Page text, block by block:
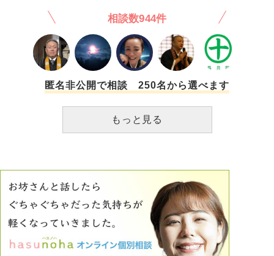
いから、誠実で安心できて、何より自分のことを好きでいれ
ければそっちがやめるって言われた時にそうしてるよ」と返
して まだ希薄な関係ですがとりあえず良い感じではあると
信じてます ただ自分としては私が告白したとはいえ向こう
からの告白の言葉を聞いてないので、向こうが付き合う前提
で動いてる旨の言葉を聞くたび頭が「？」になるのと、実際
に会うまでにもっと恋愛的な発展を求めてしまう自分がいま
通のサラリーマン(一人暮らし)で身分もだいぶ違います…こ
んな自分でも一生を添い遂げるほど彼のそばにいたいと願っ
頑張れない時を見られて恋愛的に失望されてないかと心配し
たりもします こんなやつでも相手の方と良い感じになれる
相談数944件
匿名非公開で相談 250名から選べます
もっと見る